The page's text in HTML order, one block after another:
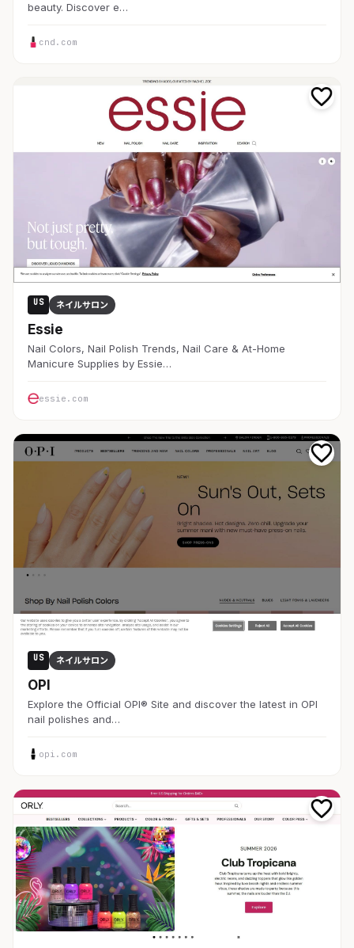
beauty. Discover e…
cnd.com
US ネイルサロン
Essie
Nail Colors, Nail Polish Trends, Nail Care & At-Home
Manicure Supplies by Essie…
essie.com
US ネイルサロン
OPI
Explore the Official OPI® Site and discover the latest in OPI
nail polishes and…
opi.com